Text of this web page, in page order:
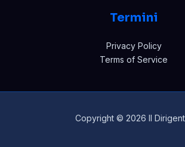
Termini
Privacy Policy
Terms of Service
Copyright © 2026 Il